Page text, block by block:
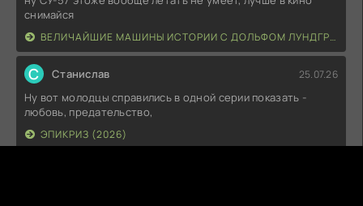
снимайся
ВЕЛИЧАЙШИЕ МАШИНЫ ИСТОРИИ С ДОЛЬФОМ ЛУНДГРЕНОМ (2026)
С Станислав 25.07.26
Ну вот молодцы справились в одной серии показать -
любовь, предательство,
ЭПИКРИЗ (2026)